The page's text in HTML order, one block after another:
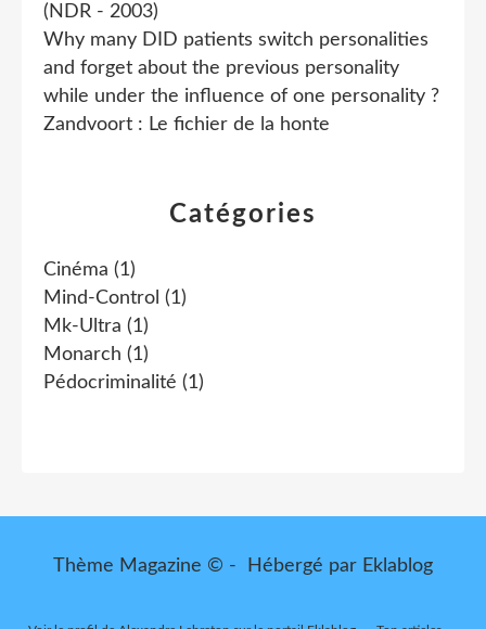
Catégories
Cinéma (1)
Mind-Control (1)
Mk-Ultra (1)
Monarch (1)
Pédocriminalité (1)
(NDR - 2003)
Why many DID patients switch personalities
and forget about the previous personality
while under the influence of one personality ?
Zandvoort : Le fichier de la honte
Thème Magazine © - Hébergé par Eklablog